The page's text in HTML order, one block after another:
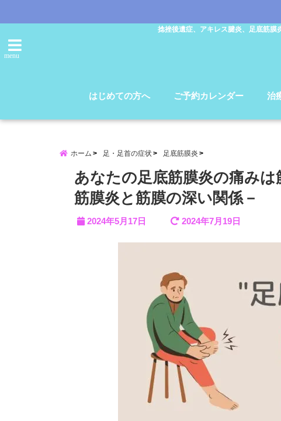
捻挫後遺症、アキレス腱炎、足底筋
menu
はじめての方へ ご予約カレンダー 治
ホーム 足・足首の症状 足底筋膜炎
あなたの足底筋膜炎の痛み
筋膜炎と筋膜の深い関係－
2024年5月17日 2024年7月19日